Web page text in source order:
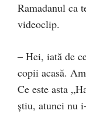
Ramadanul ca
videoclip.
– Hei, iată de
copii acasă.
Ce este asta
știu, atunci nu